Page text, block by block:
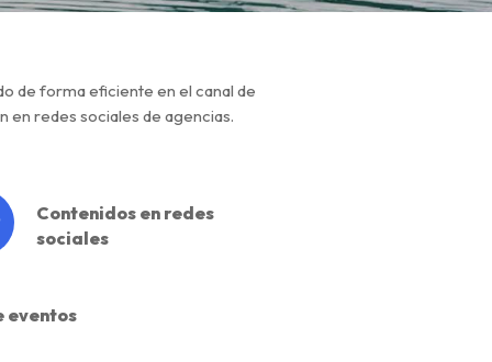
de forma eficiente en el canal de
en redes sociales de agencias.
Contenidos en redes
sociales
eventos